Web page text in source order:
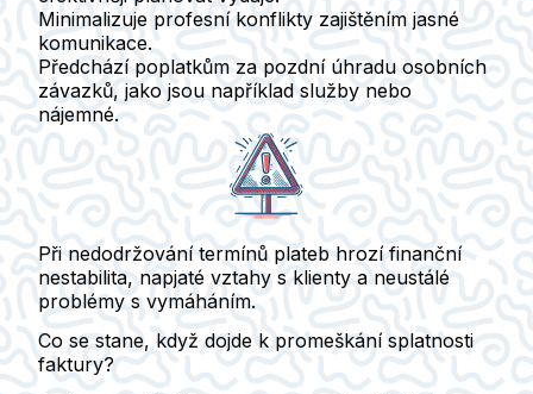
Minimalizuje profesní konflikty zajištěním jasné
komunikace.
Předchází poplatkům za pozdní úhradu osobních
závazků, jako jsou například služby nebo
nájemné.
Při nedodržování termínů plateb hrozí finanční
nestabilita, napjaté vztahy s klienty a neustálé
problémy s vymáháním.
Co se stane, když dojde k promeškání splatnosti
faktury?